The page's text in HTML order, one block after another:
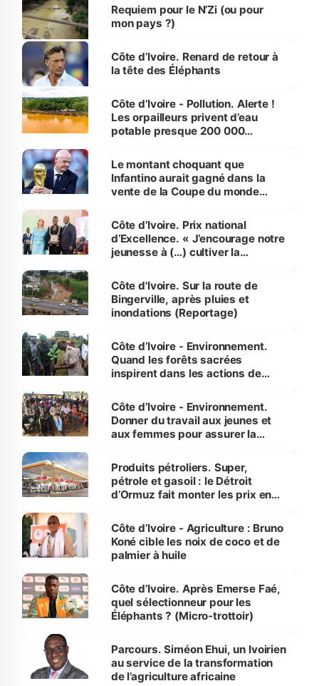
Requiem pour le N’Zi (ou pour
mon pays ?)
Côte d’Ivoire. Renard de retour à
la tête des Éléphants
Côte d’Ivoire - Pollution. Alerte !
Les orpailleurs privent d’eau
potable presque 200 000
Le montant choquant que
Infantino aurait gagné dans la
vente de la Coupe du monde
Côte d’Ivoire. Prix national
d’Excellence. « J’encourage notre
jeunesse à (…) cultiver la
(Alassane Ouattara
Côte d'Ivoire. Sur la route de
Bingerville, après pluies et
inondations (Reportage)
Côte d’Ivoire - Environnement.
Quand les forêts sacrées
inspirent dans les actions de
Côte d’Ivoire - Environnement.
Donner du travail aux jeunes et
aux femmes pour assurer la
menacées
Produits pétroliers. Super,
pétrole et gasoil : le Détroit
d’Ormuz fait monter les prix en
Côte d’Ivoire - Agriculture : Bruno
Koné cible les noix de coco et de
palmier à huile
Côte d’Ivoire. Après Emerse Faé,
quel sélectionneur pour les
Éléphants ? (Micro-trottoir)
Parcours. Siméon Ehui, un Ivoirien
au service de la transformation
de l’agriculture africaine